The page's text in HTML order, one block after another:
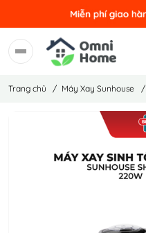
Trang chủ / Máy Xay Sunhouse /